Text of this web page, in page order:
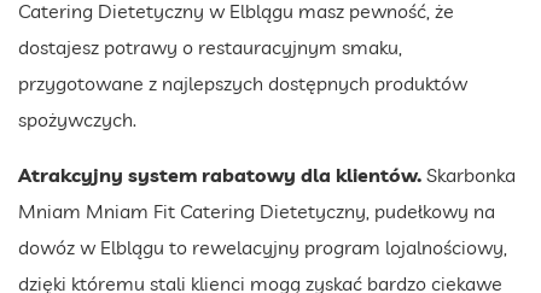
Catering Dietetyczny w Elblągu masz pewność, że
dostajesz potrawy o restauracyjnym smaku,
przygotowane z najlepszych dostępnych produktów
spożywczych.
Atrakcyjny system rabatowy dla klientów. Skarbonka
Mniam Mniam Fit Catering Dietetyczny, pudełkowy na
dowóz w Elblągu to rewelacyjny program lojalnościowy,
dzięki któremu stali klienci mogą zyskać bardzo ciekawe